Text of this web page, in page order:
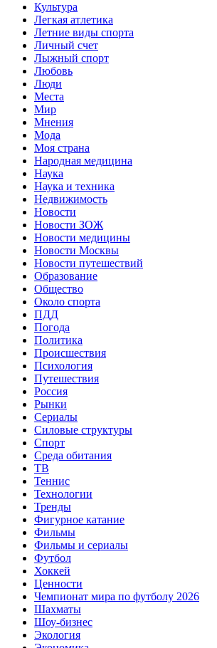
Культура
Легкая атлетика
Летние виды спорта
Личный счет
Лыжный спорт
Любовь
Люди
Места
Мир
Мнения
Мода
Моя страна
Народная медицина
Наука
Наука и техника
Недвижимость
Новости
Новости ЗОЖ
Новости медицины
Новости Москвы
Новости путешествий
Образование
Общество
Около спорта
ПДД
Погода
Политика
Происшествия
Психология
Путешествия
Россия
Рынки
Сериалы
Силовые структуры
Спорт
Среда обитания
ТВ
Теннис
Технологии
Тренды
Фигурное катание
Фильмы
Фильмы и сериалы
Футбол
Хоккей
Ценности
Чемпионат мира по футболу 2026
Шахматы
Шоу-бизнес
Экология